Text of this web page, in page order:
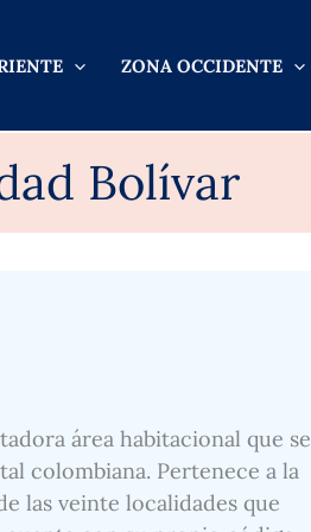
ZONA OCCIDENTE
Bolívar
área habitacional que se
colombiana. Pertenece a la
las veinte localidades que